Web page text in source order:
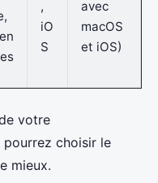
,
iO
S
avec
macOS
et iOS)
votre
choisir le
mieux.